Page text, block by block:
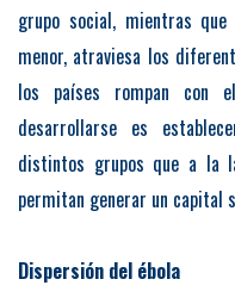
grupo social, mientras que
menor, atraviesa los
los países rompan con
desarrollarse es
distintos grupos que a la
permitan generar un capital
Dispersión del ébola